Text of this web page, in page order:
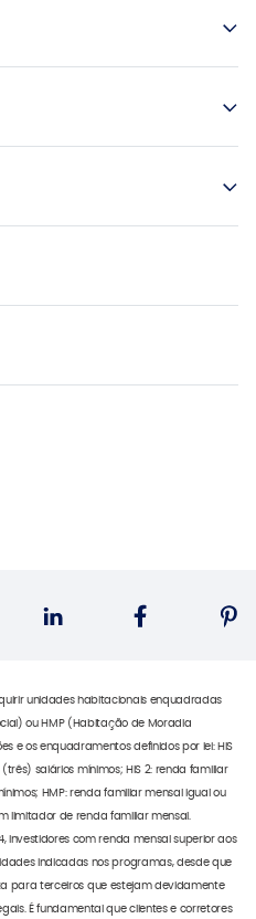
unidades habitacionais enquadradas
ou HMP (Habitação de Moradia
e os enquadramentos definidos por lei: HIS
salários mínimos; HIS 2: renda familiar
HMP: renda familiar mensal igual ou
limitador de renda familiar mensal.
investidores com renda mensal superior aos
indicadas nos programas, desde que
para terceiros que estejam devidamente
É fundamental que clientes e corretores